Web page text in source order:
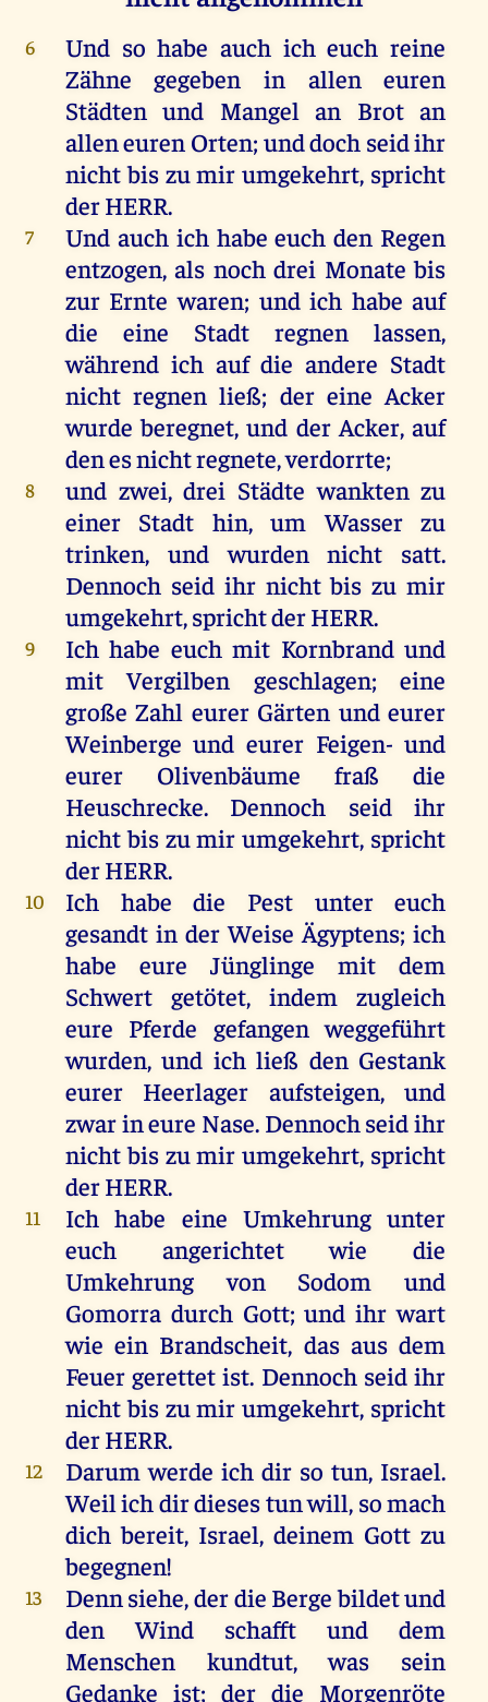
6 Und so habe auch ich euch reine
Zähne
gegeben in allen
euren
Städten und Mangel an Brot an
alleneuren Orten; unddoch seidihr
nicht bis zu mir umgekehrt, spricht
derHERR.
7 Und auch ich habe euch den Regen
entzogen,als noch drei Monate bis
zur Ernte waren; und ich habe auf
die
eine Stadt regnen lassen,
während ich auf die andere Stadt
nicht regnen ließ; der eine Acker
wurde beregnet,und der Acker,auf
denesnichtregnete,verdorrte;
8 und zwei,drei Städte wankten zu
einer Stadt hin,um Wasser zu
trinken, und wurden nicht satt.
Dennoch seid ihr nicht bis zu mir
umgekehrt,sprichtderHERR.
9 Ich habe euch mit Kornbrandund
mitVergilben geschlagen;eine
große Zahl eurer Gärten und eurer
Weinberge und eurer Feigen-und
eurerOlivenbäumefraß
die
Heuschrecke. Dennoch seid
ihr
nicht bis zu mir umgekehrt, spricht
derHERR.
10 Ich habe die Pest unter
euch
gesandt in der Weise Ägyptens;ich
habe
eure Jünglinge mit
dem
Schwert getötet,indem
zugleich
eure Pferde gefangen weggeführt
wurden,und ich ließ den Gestank
eurer
Heerlager aufsteigen,und
zwarineure Nase. Dennochseidihr
nicht bis zu mir umgekehrt, spricht
derHERR.
11 Ich habe eine Umkehrungunter
euch
angerichtet wie
die
Umkehrungvon Sodom
und
Gomorra durch Gott;und ihr wart
wie ein Brandscheit, das aus dem
Feuergerettetist. Dennoch seid ihr
nicht bis zu mir umgekehrt, spricht
derHERR.
12 Darum werde ich dir so tun, Israel.
Weilichdirdiesestunwill, somach
dich bereit, Israel,deinem Gott zu
begegnen!
13 Dennsiehe,derdie Bergebildetund
den
Wind schafft und
dem
Menschenkundtut,was
sein
Gedanke ist; der die Morgenröte